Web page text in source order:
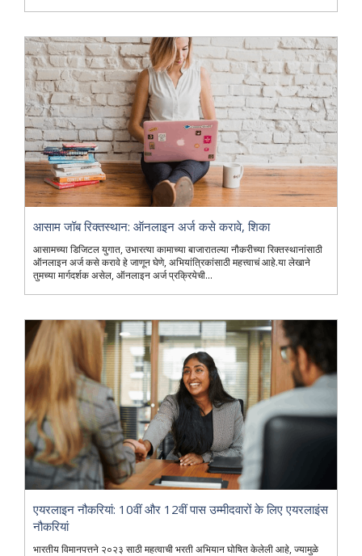
आसाम जॉब रिक्तस्थान: ऑनलाइन अर्ज कसे करावे, शिका
आसामच्या डिजिटल युगात, उभारत्या कामाच्या बाजारातल्या नौकरीच्या रिक्तस्थानांसाठी
ऑनलाइन अर्ज कसे करावे हे जाणून घेणे, अभियांत्रिकांसाठी महत्त्वाचं आहे.या लेखाने
तुमच्या मार्गदर्शक असेल, ऑनलाइन अर्ज प्रक्रियेची...
एयरलाइन नौकरियां: 10वीं और 12वीं पास उम्मीदवारों के लिए एयरलाइंस
नौकरियां
भारतीय विमानपत्तने २०२३ साठी महत्वाची भरती अभियान घोषित केलेली आहे, ज्यामुळे